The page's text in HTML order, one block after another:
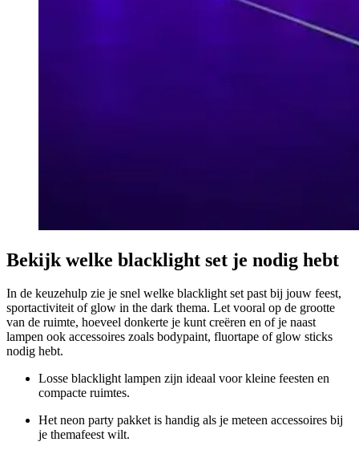
Bekijk welke blacklight set je nodig hebt
In de keuzehulp zie je snel welke blacklight set past bij jouw feest,
sportactiviteit of glow in the dark thema. Let vooral op de grootte
van de ruimte, hoeveel donkerte je kunt creëren en of je naast
lampen ook accessoires zoals bodypaint, fluortape of glow sticks
nodig hebt.
Losse blacklight lampen zijn ideaal voor kleine feesten en
compacte ruimtes.
Het neon party pakket is handig als je meteen accessoires bij
je themafeest wilt.